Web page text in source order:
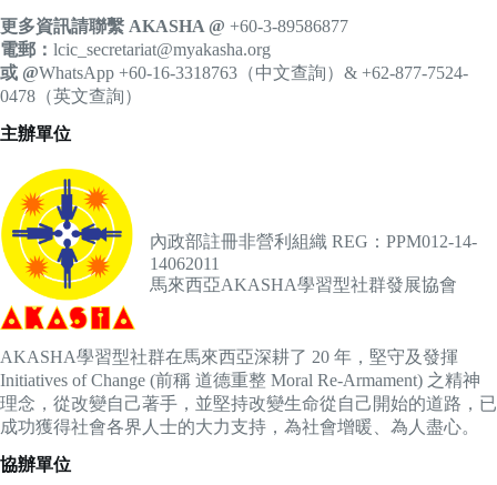
更多資訊請聯繫 AKASHA @ +60-3-89586877
電郵： lcic_secretariat@myakasha.org
或 @WhatsApp +60-16-3318763（中文查詢）& +62-877-7524-
0478（英文查詢）
主辦單位
內政部註冊非營利組織 REG：PPM012-14-
14062011
馬來西亞AKASHA學習型社群發展協會
AKASHA學習型社群在馬來西亞深耕了 20 年，堅守及發揮
Initiatives of Change (前稱 道德重整 Moral Re-Armament) 之精神
理念，從改變自己著手，並堅持改變生命從自己開始的道路，已
成功獲得社會各界人士的大力支持，為社會增暖、為人盡心。
協辦單位